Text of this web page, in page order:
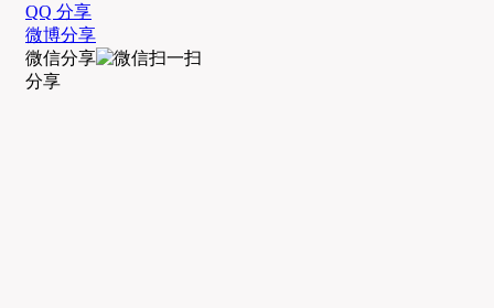
QQ 分享
微博分享
微信分享
分享